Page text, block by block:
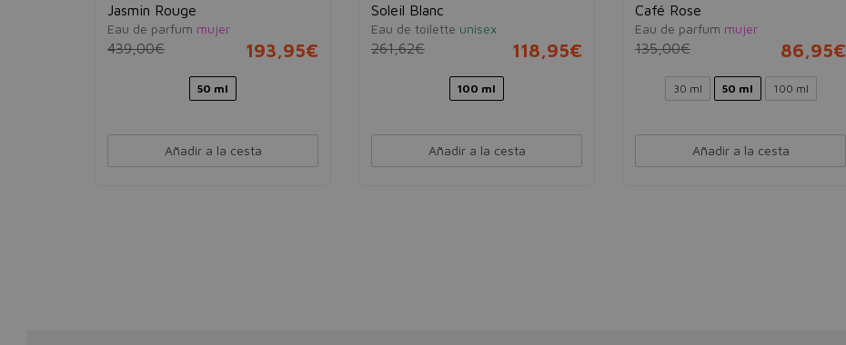
Jasmin Rouge
Eau de parfum mujer
439,00€ 193,95€
50 ml
Añadir a la cesta
Soleil Blanc
Eau de toilette unisex
261,62€ 118,95€
100 ml
Añadir a la cesta
Café Rose
Eau de parfum mujer
135,00€ 86,95€
30 ml 50 ml 100 ml
Añadir a la cesta